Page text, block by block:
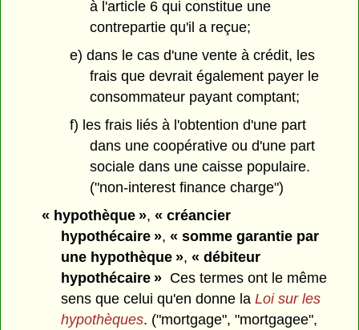
à l'article 6 qui constitue une
contrepartie qu'il a reçue;
e) dans le cas d'une vente à crédit, les
frais que devrait également payer le
consommateur payant comptant;
f) les frais liés à l'obtention d'une part
dans une coopérative ou d'une part
sociale dans une caisse populaire.
("non-interest finance charge")
« hypothèque », « créancier
hypothécaire », « somme garantie par
une hypothèque », « débiteur
hypothécaire » Ces termes ont le même
sens que celui qu'en donne laLoi sur les
hypothèques. ("mortgage", "mortgagee",